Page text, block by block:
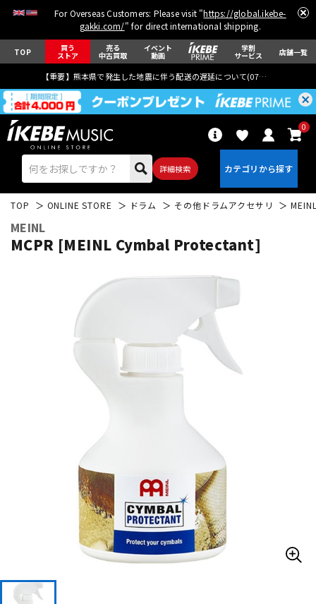
For Overseas Customers: Please visit "https://global.ikebe-
gakki.com/" for direct international shipping.
TOP 買う
ストア
売る
中古買取
イベント
動画
学割
サービス 店舗一覧
【重要】熊本県で発生した地震に伴う配送の遅延について(07月29日
詳細検索
0
エレキギター
ベース ウクレレ
キーボード 電子ピアノ
管楽器 その他楽器
アンプ エフェクター
TOP ONLINE STORE ドラム その他ドラムアクセサリ
MEINL
MCPR [MEINL Cymbal Protectant]